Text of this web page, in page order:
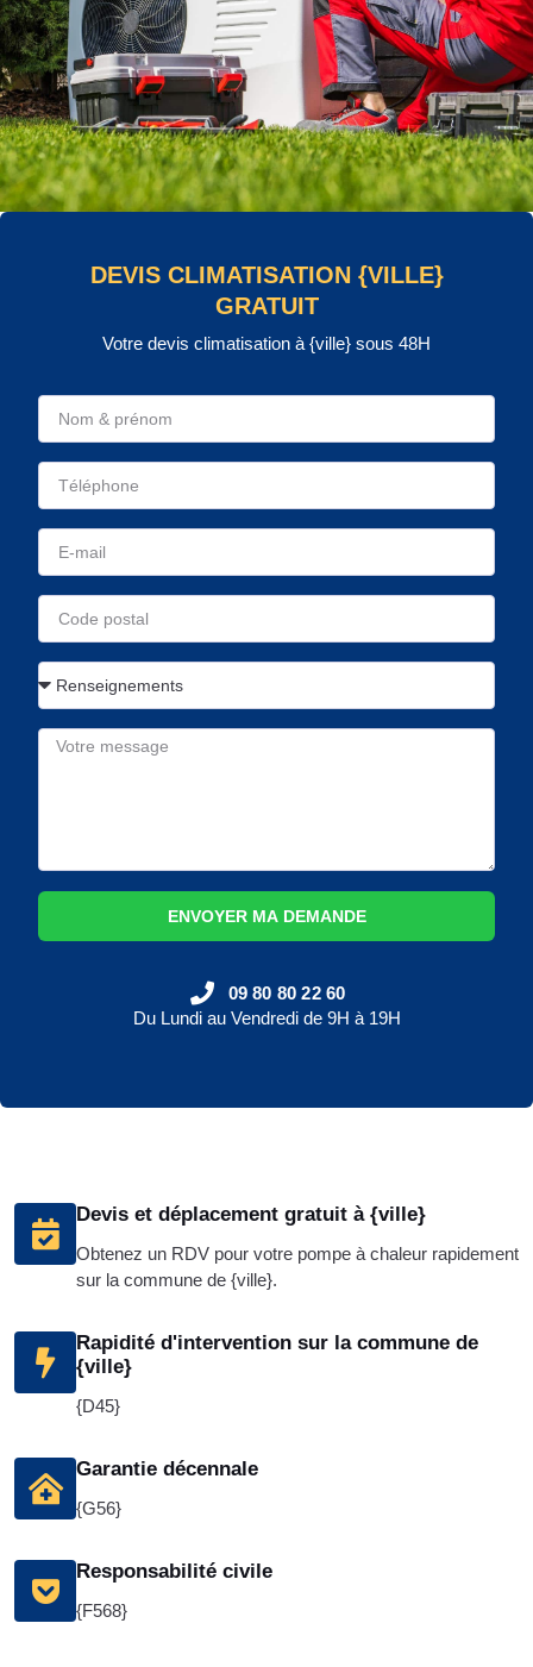
Devis et déplacement gratuit à {ville}
Obtenez un RDV pour votre pompe à chaleur rapidement
sur la commune de {ville}.
Rapidité d'intervention sur la commune de
{ville}
{D45}
Garantie décennale
{G56}
Responsabilité civile
{F568}
DEVIS CLIMATISATION {VILLE}
GRATUIT
Votre devis climatisation à {ville} sous 48H
ENVOYER MA DEMANDE
09 80 80 22 60
Du Lundi au Vendredi de 9H à 19H